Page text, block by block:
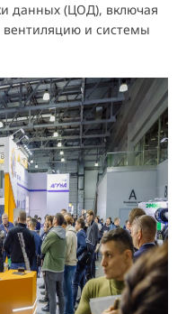
данных (ЦОД), включая
и системы